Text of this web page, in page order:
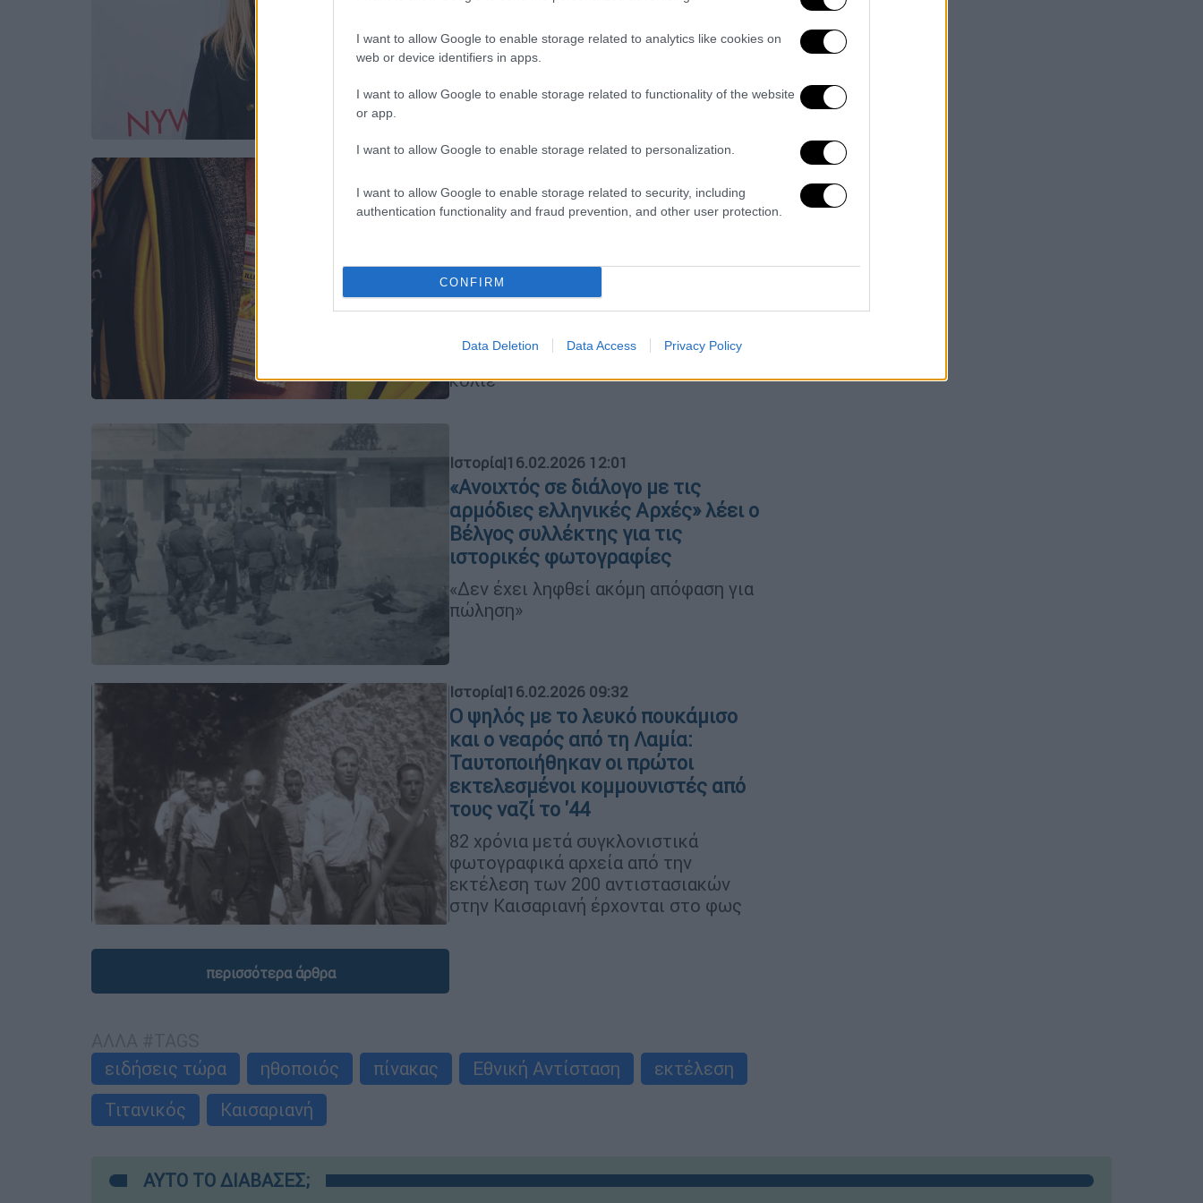
I want to allow Google to enable storage related to analytics like cookies on
web or device identifiers in apps.
I want to allow Google to enable storage related to functionality of the website
or app.
I want to allow Google to enable storage related to personalization.
I want to allow Google to enable storage related to security, including
authentication functionality and fraud prevention, and other user protection.
CONFIRM
Data Deletion Data Access Privacy Policy
Versace, Dior και αντικείμενα από τη
τιμές
Ρεκόρ Γκίνες σε δημοπρασία:
Συλλεκτική κάρτα Pokemon
δολάρια - Πώς απέκτησε την...
υπεραξία
Η κάρτα, που πρότινος άνηκε στον
Λόγκαν Πολ, πωλήθηκε μέσα σε
ειδικά κατασκευασμένο διαμαντένιο
κολιέ
Ιστορία|16.02.2026 12:01
«Ανοιχτός σε διάλογο με τις
αρμόδιες ελληνικές Αρχές» λέει ο
Βέλγος συλλέκτης για τις
ιστορικές φωτογραφίες
«Δεν έχει ληφθεί ακόμη απόφαση για
πώληση»
Ιστορία|16.02.2026 09:32
Ο ψηλός με το λευκό πουκάμισο
και ο νεαρός από τη Λαμία:
Ταυτοποιήθηκαν οι πρώτοι
εκτελεσμένοι κομμουνιστές από
τους ναζί το '44
82 χρόνια μετά συγκλονιστικά
φωτογραφικά αρχεία από την
εκτέλεση των 200 αντιστασιακών
στην Καισαριανή έρχονται στο φως
περισσότερα άρθρα
ειδήσεις τώρα
ηθοποιός πίνακας Εθνική Αντίσταση
εκτέλεση
Τιτανικός
Καισαριανή
ΑΥΤΟ ΤΟ ΔΙΑΒΑΣΕΣ;